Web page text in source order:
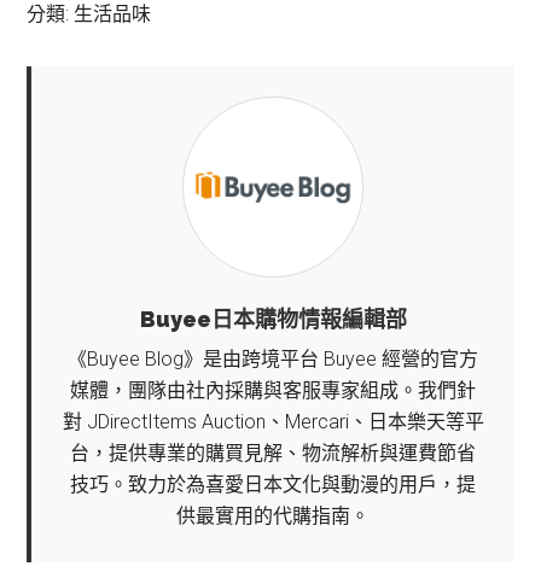
分類: 生活品味
Buyee日本購物情報編輯部
《Buyee Blog》是由跨境平台 Buyee 經營的官方
媒體，團隊由社內採購與客服專家組成。我們針
對 JDirectItems Auction、Mercari、日本樂天等平
台，提供專業的購買見解、物流解析與運費節省
技巧。致力於為喜愛日本文化與動漫的用戶，提
供最實用的代購指南。